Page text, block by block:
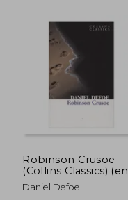
10%
dcto.
Robinson Crusoe
(Collins Classics) (en
Inglés)
Daniel Defoe